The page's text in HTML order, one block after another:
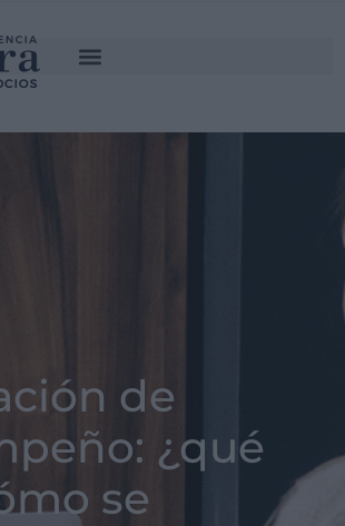
de
¿qué
se